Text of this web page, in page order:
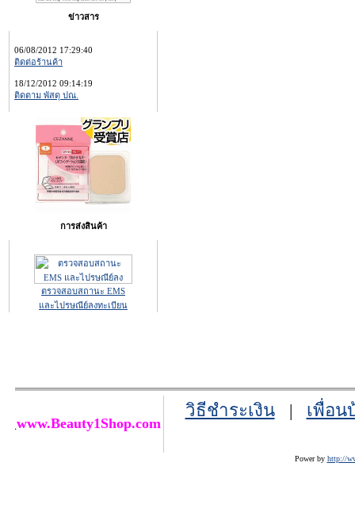
ข่าวสาร
06/08/2012 17:29:40
ติดต่อร้านค้า
18/12/2012 09:14:19
ติดตาม พัสดุ ปณ.
การส่งสินค้า
ตรวจสอบสถานะ EMS
และไปรษณีย์ลงทะเบียน
www.Beauty1Shop.com
วิธีชำระเงิน| เพื่อน
Power by http://